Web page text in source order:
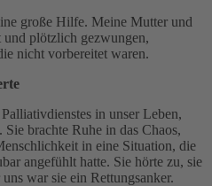
große Hilfe. Meine Mutter und
plötzlich gezwungen,
nicht vorbereitet waren.
in unser Leben,
brachte Ruhe in das Chaos,
in eine Situation, die
angefühlt hatte. Sie hörte zu, sie
war sie ein Rettungsanker.